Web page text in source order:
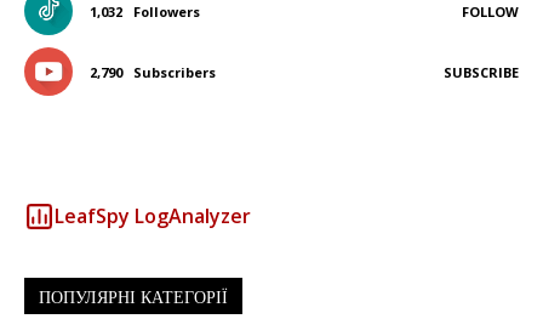
1,032 Followers FOLLOW
2,790 Subscribers SUBSCRIBE
LeafSpy LogAnalyzer
ПОПУЛЯРНІ КАТЕГОРІЇ